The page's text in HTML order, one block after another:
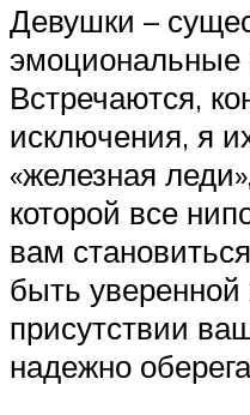
Девушки –
эмоциональные
Встречаются,
исключения, я
«железная
которой все
вам
быть уверенной
присутствии
надежно